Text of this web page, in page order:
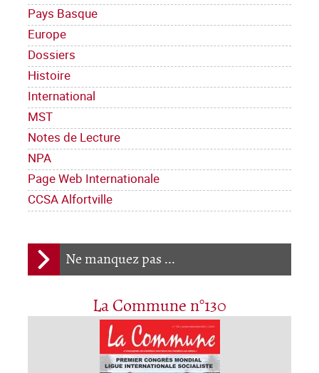
Pays Basque
Europe
Dossiers
Histoire
International
MST
Notes de Lecture
NPA
Page Web Internationale
CCSA Alfortville
Ne manquez pas ...
La Commune n°130